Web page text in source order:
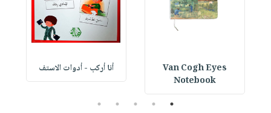
Van Cogh Eyes
Notebook
أنا أركب - أدوات الاستف
1
2
3
4
5